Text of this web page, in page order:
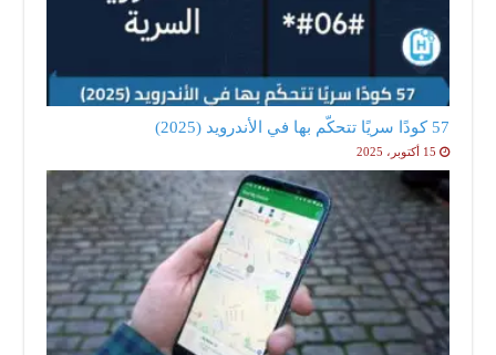
15 أكتوبر، 2025